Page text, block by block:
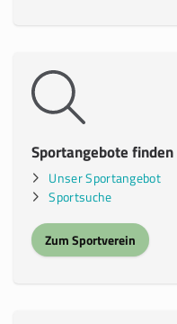
Sportangebote finden
Unser Sportangebot
Sportsuche
Zum Sportverein